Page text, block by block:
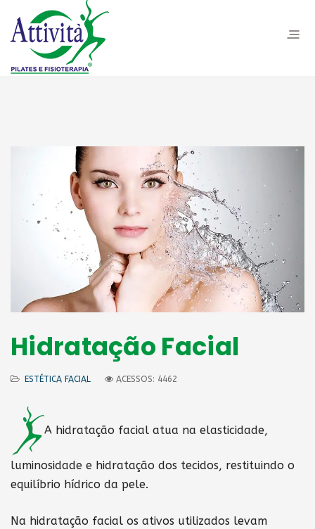
Hidratação Facial
ESTÉTICA FACIAL ACESSOS: 4462
A hidratação facial atua na elasticidade,
luminosidade e hidratação dos tecidos, restituindo o
equilíbrio hídrico da pele.
Na hidratação facial os ativos utilizados levam